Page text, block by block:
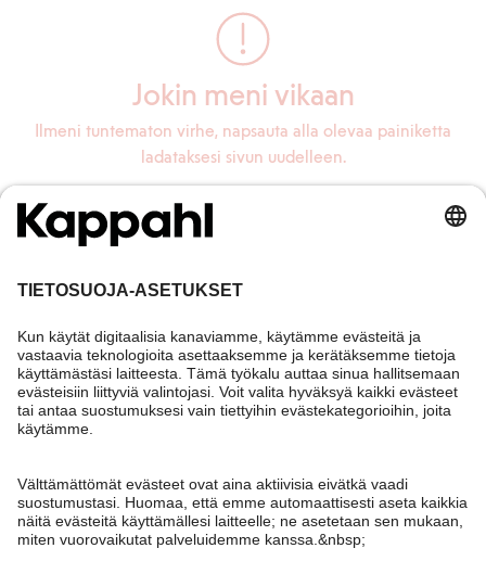
Jokin meni vikaan
Ilmeni tuntematon virhe, napsauta alla olevaa painiketta
ladataksesi sivun uudelleen.
Lataa sivu uudelleen